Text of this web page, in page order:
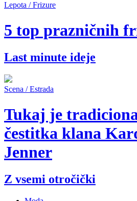
Lepota / Frizure
5 top prazničnih
Last minute ideje
Scena / Estrada
Tukaj je
čestitka klana
Jenner
Z vsemi otročički